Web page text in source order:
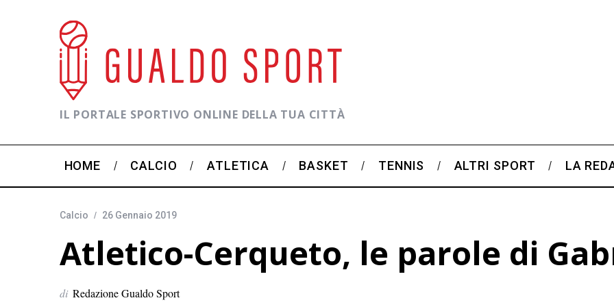
IL PORTALE SPORTIVO ONLINE DELLA TUA CITTÀ
HOME CALCIO ATLETICA BASKET TENNIS ALTRI SPORT LA
Calcio 26 Gennaio 2019
Atletico-Cerqueto, le parole di
di Redazione Gualdo Sport